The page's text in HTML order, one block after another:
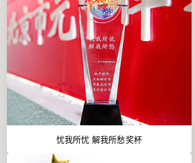
忧我所忧 解我所愁奖杯